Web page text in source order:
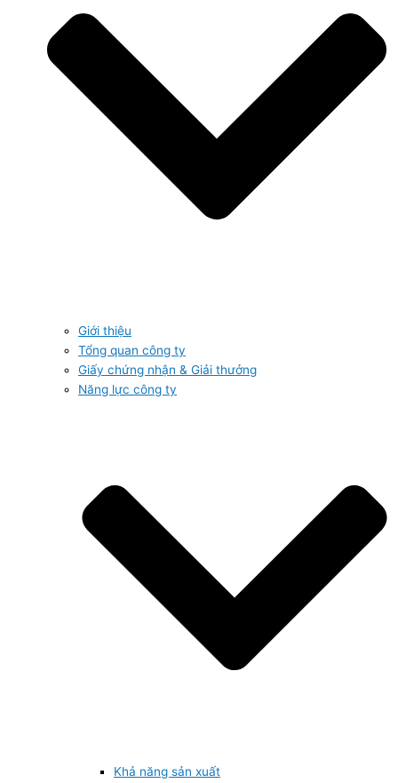
Giới thiệu
Tổng quan công ty
Giấy chứng nhận & Giải thưởng
Năng lực công ty
Khả năng sản xuất